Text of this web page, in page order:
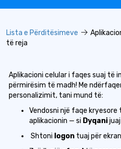
Lista e Përditësimeve
të reja
Aplikacioni celular i faqes suaj të
përmirësim të madh! Me
personalizimit, tani mund të:
Vendosni një faqe kryesore
aplikacionin — si Dyqani
️ Shtoni logon tuaj për